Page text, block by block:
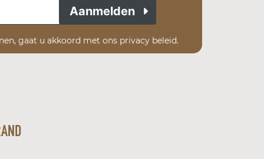
gaat u akkoord met ons privacy beleid.
Aanmelden